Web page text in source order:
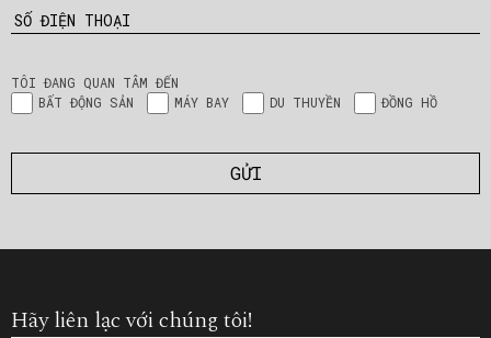
SỐ ĐIỆN THOẠI
TÔI ĐANG QUAN TÂM ĐẾN
BẤT ĐỘNG SẢN
MÁY BAY DU THUYỀN ĐỒNG HỒ
Hãy liên lạc với chúng tôi!